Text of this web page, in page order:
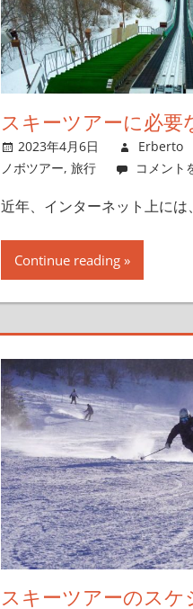
スキーツアーに必要
2023年4月6日 Erberto
ノボツアー, 旅行 コメント
近年、インターネット上には
Continue reading
スキーツアーのスケ